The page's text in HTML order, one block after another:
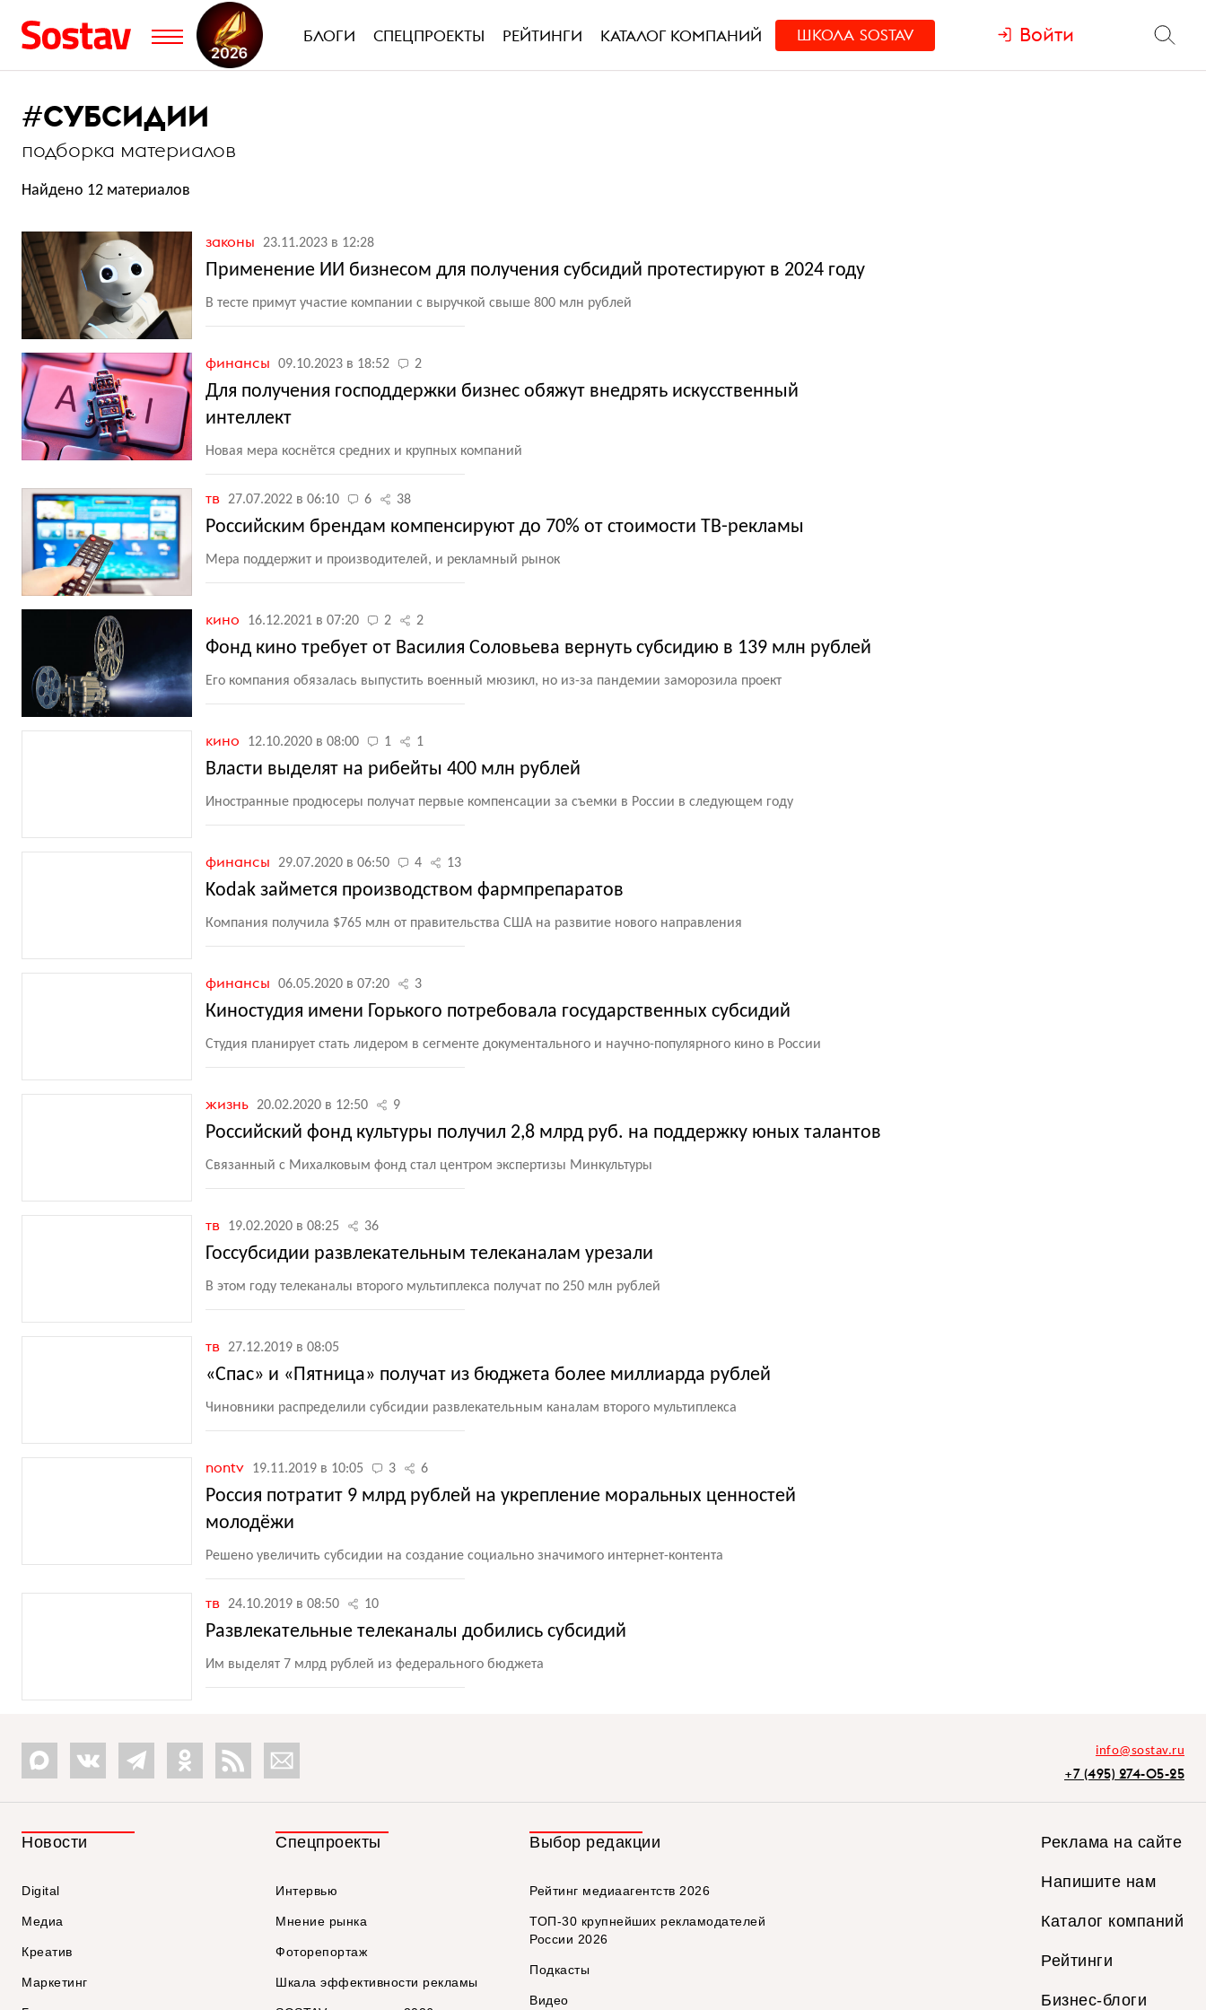
БЛОГИ СПЕЦПРОЕКТЫ РЕЙТИНГИ КАТАЛОГ КОМПАНИЙ ШКОЛА SOSTAV Войти
#СУБСИДИИ
подборка материалов
Найдено 12 материалов
законы 23.11.2023 в 12:28
Применение ИИ бизнесом для получения субсидий протестируют в 2024 году
В тесте примут участие компании с выручкой свыше 800 млн рублей
финансы 09.10.2023 в 18:52 2
Для получения господдержки бизнес обяжут внедрять искусственный
интеллект
Новая мера коснётся средних и крупных компаний
тв 27.07.2022 в 06:10 6 38
Российским брендам компенсируют до 70% от стоимости ТВ-рекламы
Мера поддержит и производителей, и рекламный рынок
кино 16.12.2021 в 07:20 2 2
Фонд кино требует от Василия Соловьева вернуть субсидию в 139 млн рублей
Его компания обязалась выпустить военный мюзикл, но из-за пандемии заморозила проект
кино 12.10.2020 в 08:00 1 1
Власти выделят на рибейты 400 млн рублей
Иностранные продюсеры получат первые компенсации за съемки в России в следующем году
финансы 29.07.2020 в 06:50 4 13
Kodak займется производством фармпрепаратов
Компания получила $765 млн от правительства США на развитие нового направления
финансы 06.05.2020 в 07:20 3
Киностудия имени Горького потребовала государственных субсидий
Студия планирует стать лидером в сегменте документального и научно-популярного кино в России
жизнь 20.02.2020 в 12:50 9
Российский фонд культуры получил 2,8 млрд руб. на поддержку юных талантов
Связанный с Михалковым фонд стал центром экспертизы Минкультуры
тв 19.02.2020 в 08:25 36
Госсубсидии развлекательным телеканалам урезали
В этом году телеканалы второго мультиплекса получат по 250 млн рублей
тв 27.12.2019 в 08:05
«Спас» и «Пятница» получат из бюджета более миллиарда рублей
Чиновники распределили субсидии развлекательным каналам второго мультиплекса
nontv 19.11.2019 в 10:05 3 6
Россия потратит 9 млрд рублей на укрепление моральных ценностей
молодёжи
Решено увеличить субсидии на создание социально значимого интернет-контента
тв 24.10.2019 в 08:50 10
Развлекательные телеканалы добились субсидий
Им выделят 7 млрд рублей из федерального бюджета
info@sostav.ru
+7 (495) 274-05-25
Новости
Digital
Медиа
Креатив
Маркетинг
Спецпроекты
Интервью
Мнение рынка
Фоторепортаж
Шкала эффективности рекламы
Выбор редакции
Рейтинг медиаагентств 2026
ТОП-30 крупнейших рекламодателей
России 2026
Подкасты
Видео
Реклама на сайте
Напишите нам
Каталог компаний
Рейтинги
Бизнес-блоги